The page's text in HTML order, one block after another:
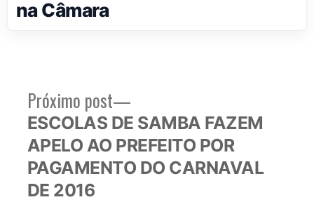
na Câmara
Navegação
de
Post
Próximo post
Próximo
post:
ESCOLAS DE SAMBA FAZEM
APELO AO PREFEITO POR
PAGAMENTO DO CARNAVAL
DE 2016